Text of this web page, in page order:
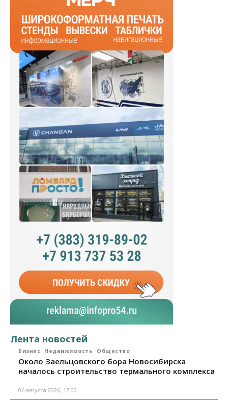
Лента новостей
Бизнес Недвижимость Общество
Около Заельцовского бора Новосибирска
началось строительство термального комплекса
06 августа 2026, 17:00